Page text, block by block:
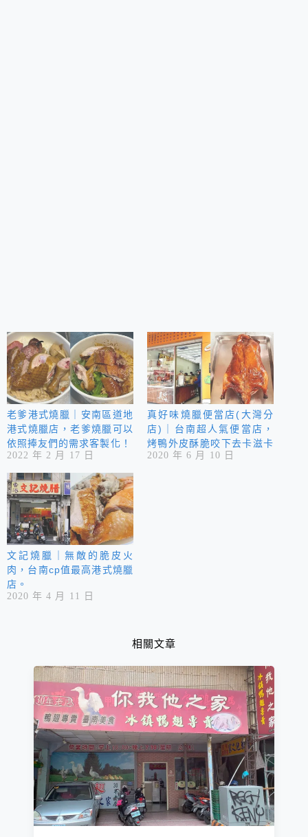
老爹港式燒臘｜安南區道地
港式燒臘店，老爹燒臘可以
依照捧友們的需求客製化！
2022 年 2 月 17 日
真好味燒臘便當店(大灣分
店)｜台南超人氣便當店，
烤鴨外皮酥脆咬下去卡滋卡
滋的，整個油香氣四溢在嘴
2020 年 6 月 10 日
文記燒臘｜無敵的脆皮火
肉，台南cp值最高港式燒臘
店。
2020 年 4 月 11 日
相關文章